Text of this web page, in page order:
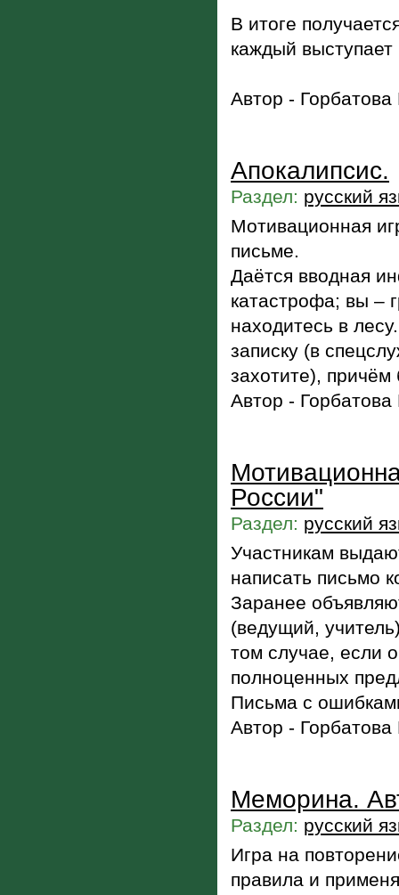
В итоге
каждый выступает
Автор - Горбатова
Апокалипсис.
Раздел: русский
Мотивационная
письме.
Даётся вводная
катастрофа; вы –
находитесь в
записку (в
захотите),
Автор - Горбатова
России"
Раздел: русский
Участникам
написать письмо
Заранее
(ведущий,
том случае, если
полноценных
Письма с
Автор - Горбатова
Меморина.
Раздел: русский
Игра на
правила и